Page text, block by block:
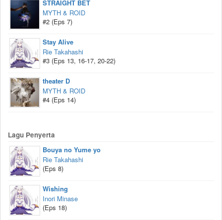
STRAIGHT BET
MYTH & ROID
#2 (Eps 7)
Stay Alive
Rie Takahashi
#3 (Eps 13, 16-17, 20-22)
theater D
MYTH & ROID
#4 (Eps 14)
Lagu Penyerta
Bouya no Yume yo
Rie Takahashi
(Eps 8)
Wishing
Inori Minase
(Eps 18)